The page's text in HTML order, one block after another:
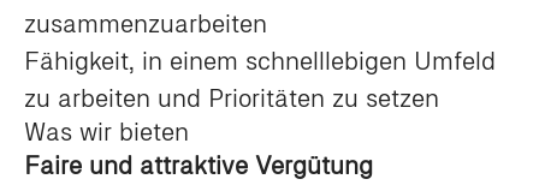
zusammenzuarbeiten
Fähigkeit, in einem schnelllebigen Umfeld
zu arbeiten und Prioritäten zu setzen
Was wir bieten
Faire und attraktive Vergütung